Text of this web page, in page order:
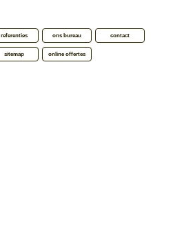
referenties ons bureau contact
sitemap online offertes